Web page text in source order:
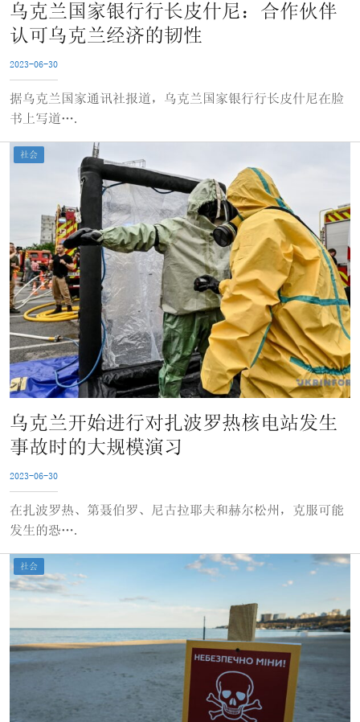
乌克兰国家银行行长皮什尼：合作伙伴
认可乌克兰经济的韧性
2023-06-30
据乌克兰国家通讯社报道，乌克兰国家银行行长皮什尼在脸
书上写道….
社会
乌克兰开始进行对扎波罗热核电站发生
事故时的大规模演习
2023-06-30
在扎波罗热、第聂伯罗、尼古拉耶夫和赫尔松州，克服可能
发生的恐….
社会